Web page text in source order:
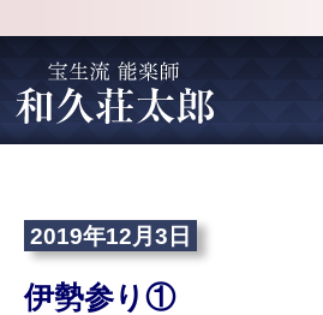
2019年12月3日
伊勢参り①